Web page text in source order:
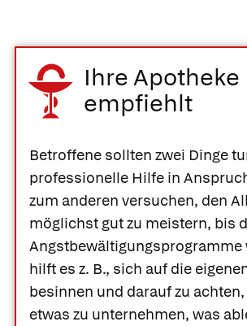
Ihre Apotheke
empfiehlt
Betroffene sollten zwei Dinge
professionelle Hilfe in
zum anderen versuchen, den
möglichst gut zu meistern, bis
Angstbewältigungsprogramme
hilft es z. B., sich auf die
besinnen und darauf zu achten,
etwas zu unternehmen, was